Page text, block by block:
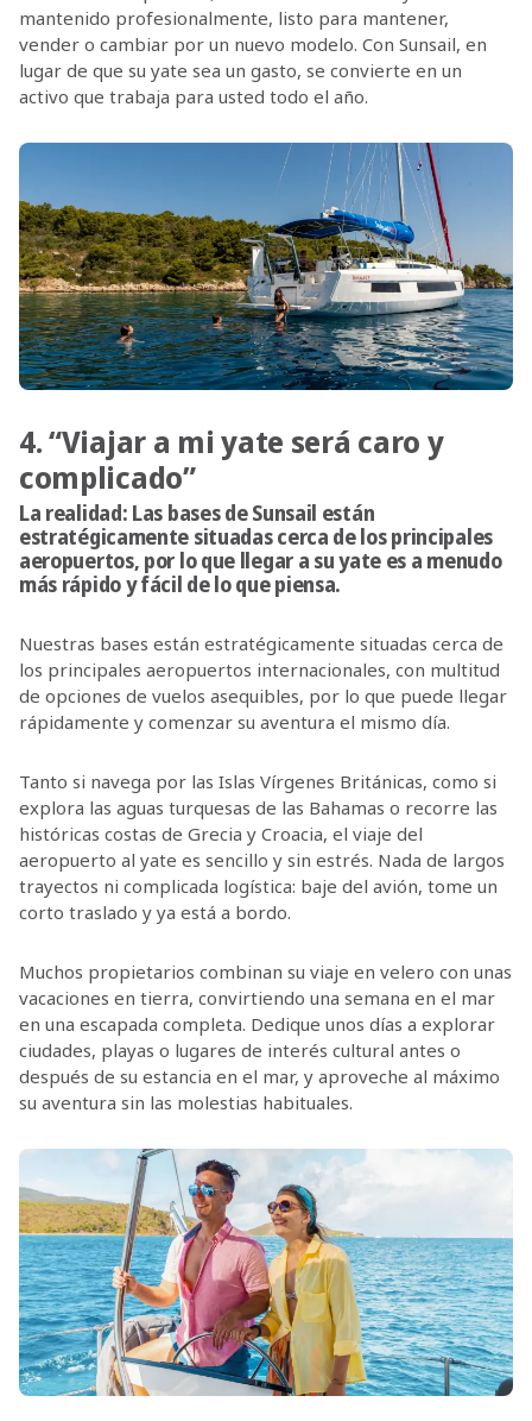
mantenido profesionalmente, listo para mantener,
vender o cambiar por un nuevo modelo. Con Sunsail, en
lugar de que su yate sea un gasto, se convierte en un
activo que trabaja para usted todo el año.
4. “Viajar a mi yate será caro y
complicado”
La realidad: Las bases de Sunsail están
estratégicamente situadas cerca de los principales
aeropuertos, por lo que llegar a su yate es a menudo
más rápido y fácil de lo que piensa.
Nuestras bases están estratégicamente situadas cerca de
los principales aeropuertos internacionales, con multitud
de opciones de vuelos asequibles, por lo que puede llegar
rápidamente y comenzar su aventura el mismo día.
Tanto si navega por las Islas Vírgenes Británicas, como si
explora las aguas turquesas de las Bahamas o recorre las
históricas costas de Grecia y Croacia, el viaje del
aeropuerto al yate es sencillo y sin estrés. Nada de largos
trayectos ni complicada logística: baje del avión, tome un
corto traslado y ya está a bordo.
Muchos propietarios combinan su viaje en velero con unas
vacaciones en tierra, convirtiendo una semana en el mar
en una escapada completa. Dedique unos días a explorar
ciudades, playas o lugares de interés cultural antes o
después de su estancia en el mar, y aproveche al máximo
su aventura sin las molestias habituales.